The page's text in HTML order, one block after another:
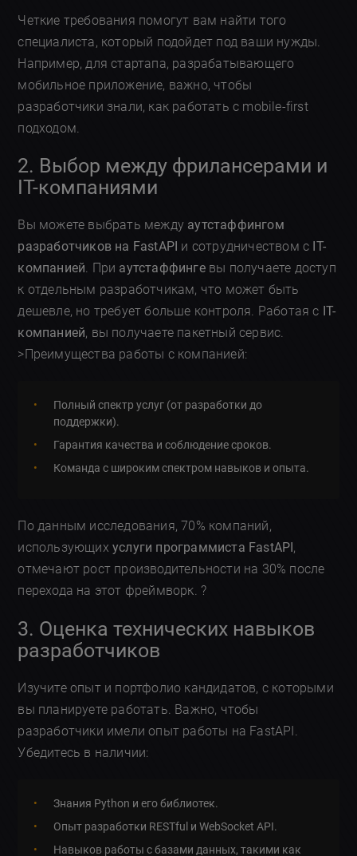
Четкие требования помогут вам найти того
специалиста, который подойдет под ваши нужды.
Например, для стартапа, разрабатывающего
мобильное приложение, важно, чтобы
разработчики знали, как работать с mobile-first
подходом.
2. Выбор между фрилансерами и
IT-компаниями
Вы можете выбрать между аутстаффингом
разработчиков на FastAPI и сотрудничеством с IT-
компанией. При аутстаффингевы получаете доступ
к отдельным разработчикам, что может быть
дешевле, но требует больше контроля. Работая с IT-
компанией, вы получаете пакетный сервис.
>Преимущества работы с компанией:
Полный спектр услуг (от разработки до
поддержки).
Гарантия качества и соблюдение сроков.
Команда с широким спектром навыков и опыта.
По данным исследования, 70% компаний,
использующихуслуги программиста FastAPI ,
отмечают рост производительности на 30% после
перехода на этот фреймворк. ?
3. Оценка технических навыков
разработчиков
Изучите опыт и портфолио кандидатов, с которыми
вы планируете работать. Важно, чтобы
разработчики имели опыт работы на FastAPI.
Убедитесь в наличии:
Знания Python и его библиотек.
Опыт разработки RESTful и WebSocket API.
Навыков работы с базами данных, такими как